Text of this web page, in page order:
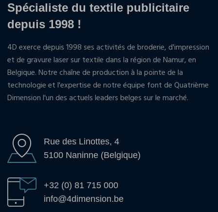
Spécialiste du textile publicitaire
depuis 1998 !
4D exerce depuis 1998 ses activités de broderie, d'impression
et de gravure laser sur textile dans la région de Namur, en
Belgique. Notre chaîne de production à la pointe de la
technologie et l'expertise de notre équipe font de Quatrième
Dimension l'un des actuels leaders belges sur le marché.
Rue des Linottes, 4
5100 Naninne (Belgique)
+32 (0) 81 715 000
info@4dimension.be